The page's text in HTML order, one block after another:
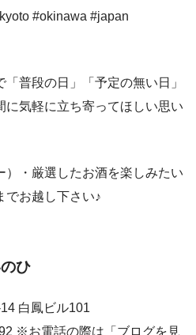
#okinawa #japan
普段の日」「予定の無い日」
に気軽に立ち寄ってほしい思い
）・厳選したお酒を楽しみたい
でお越し下さい♪
ひ
白鳳ビル101
※お電話の際は「ブログを見